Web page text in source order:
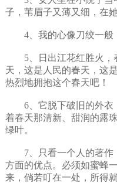
子，苇眉子又薄又细，在
4、我的心像刀绞一般
5、日出江花红胜火，
天，这是人民的春天，这
热烈地拥抱这个春天吧！
6、它脱下破旧的外衣
着春天那清新、甜润的露
绿叶。
7、只看一个人的著作
方面的优点。必须如蜜蜂
来，倘若叮在一处，所得